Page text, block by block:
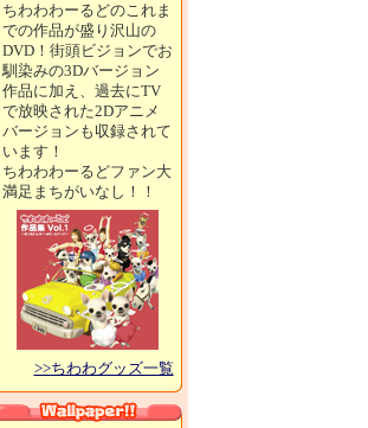
ちわわわーるどのこれま
での作品が盛り沢山の
DVD！街頭ビジョンでお
馴染みの3Dバージョン
作品に加え、過去にTV
で放映された2Dアニメ
バージョンも収録されて
います！
ちわわわーるどファン大
満足まちがいなし！！
>>ちわわグッズ一覧